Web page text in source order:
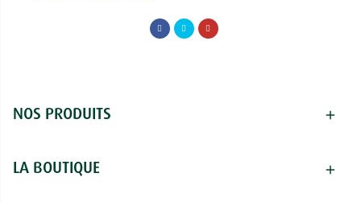
NOS PRODUITS add
LA BOUTIQUE add